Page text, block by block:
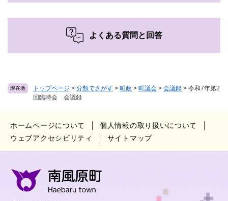
現在地 トップページ > 分類でさがす > 町政 > 町議会 > 会議録 > 令和7年第2
回臨時会 会議録
よくある質問と回答
ホームページについて
個人情報の取り扱いについて
ウェブアクセシビリティ
サイトマップ